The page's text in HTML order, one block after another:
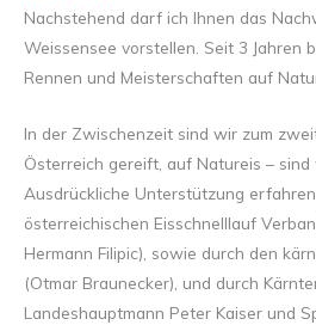
Nachstehend darf ich Ihnen das
Weissensee vorstellen. Seit 3 Jahren
Rennen und Meisterschaften auf
In der Zwischenzeit sind wir zum
Österreich gereift, auf Natureis – sind
Ausdrückliche Unterstützung
österreichischen Eisschnelllauf
Hermann Filipic), sowie durch den
(Otmar Braunecker), und durch
Landeshauptmann Peter Kaiser und